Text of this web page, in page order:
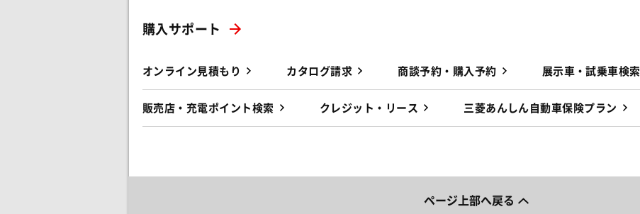
購入サポート
オンライン見積もり カタログ請求 商談予約・購入予約 展示車・試乗車検索
販売店・充電ポイント検索 クレジット・リース 三菱あんしん自動車保険プラン
ページ上部へ戻る